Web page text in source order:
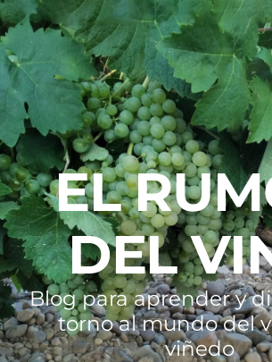
EL
DEL
Blog para aprender y
torno al mundo del
viñedo